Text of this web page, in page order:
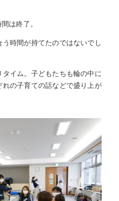
は終了。
時間が持てたのではないでし
イム。子どもたちも輪の中に
の子育ての話などで盛り上が